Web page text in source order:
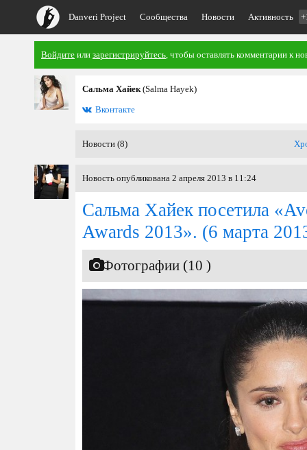
Danveri Project Сообщества Новости Активность
Войдите или зарегистрируйтесь, чтобы оставлять комментарии к
Сальма Хайек(Salma Hayek)
Вконтакте
Новости (8)
Новость опубликована 2 апреля 2013 в 11:24
Сальма Хайек посетила
Awards 2013». (6 марта
Фотографии (10 )